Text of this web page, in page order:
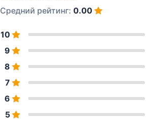
Средний рейтинг: 0.00
10
9
8
7
6
5